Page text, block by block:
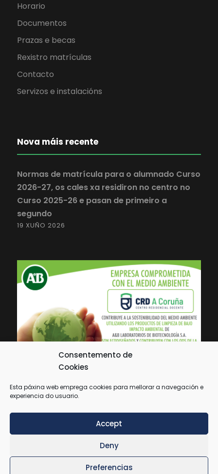
Consentemento de
Cookies
Esta páxina web emprega cookies para mellorar a navegación e
experiencia do usuario.
Accept
Deny
Preferencias
Horario
Documentos
Prazas e becas
Rexistro matrículas
Contacto
Servizos e instalacións
Nova máis recente
Normas de matrícula para o alumnado Curso
2026-27, os cales xa residiron no centro no
Curso 2025-26 e pasan de primeiro a
segundo
19 XUÑO 2026
Aviso Legal-Política de